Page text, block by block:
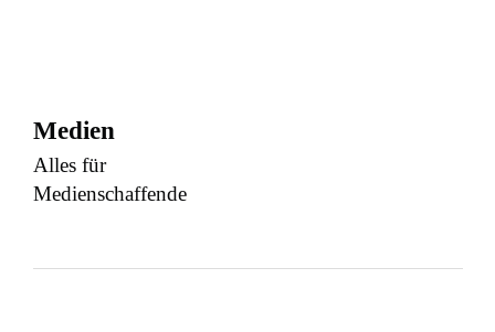
Medien
Alles für
Medienschaffende